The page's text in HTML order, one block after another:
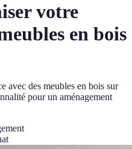
votre
en bois
avec des meubles en bois sur
pour un aménagement